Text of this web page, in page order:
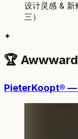
设计灵感 &
三）
✦
🏆
PieterKoopt® —